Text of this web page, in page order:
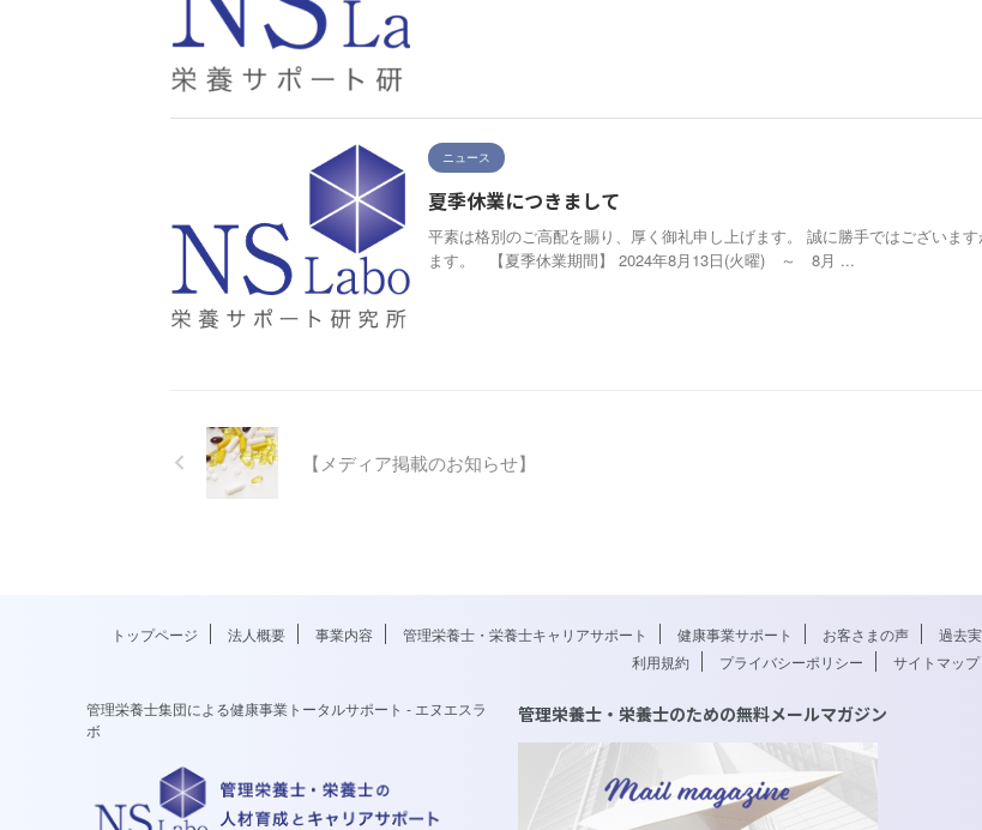
ニュース
夏季休業につきまして
平素は格別のご高配を賜り、厚く御礼申し上げます。 誠に勝手ではございま
ます。 【夏季休業期間】 2024年8月13日(火曜) ～ 8月 ...
【メディア掲載のお知らせ】
トップページ 法人概要 事業内容 管理栄養士・栄養士キャリアサポート 健康事業サポート お客さまの声 過去
利用規約
プライバシーポリシー サイトマップ
管理栄養士・栄養士のための無料メールマガジン
管理栄養士集団による健康事業トータルサポート - エヌエスラ
ボ